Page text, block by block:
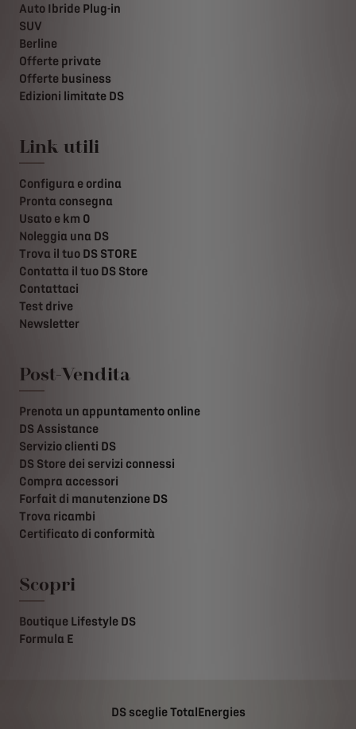
Auto Ibride Plug-in
SUV
Berline
Offerte private
Offerte business
Edizioni limitate DS
Link utili
Configura e ordina
Pronta consegna
Usato e km 0
Noleggia una DS
Trova il tuo DS STORE
Contatta il tuo DS Store
Contattaci
Test drive
Newsletter
Post-Vendita
Prenota un appuntamento online
DS Assistance
Servizio clienti DS
DS Store dei servizi connessi
Compra accessori
Forfait di manutenzione DS
Trova ricambi
Certificato di conformità
Scopri
Boutique Lifestyle DS
Formula E
DS sceglie TotalEnergies